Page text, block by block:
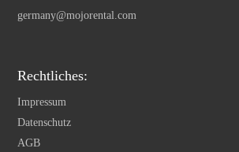
germany@mojorental.com
Rechtliches:
Impressum
Datenschutz
AGB